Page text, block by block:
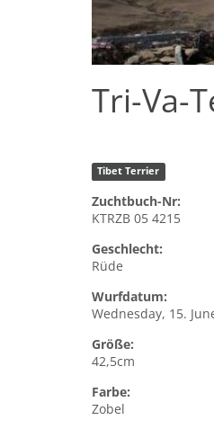
Tri-Va-
Tibet Terrier
Zuchtbuch-Nr:
KTRZB 05 4215
Geschlecht:
Rüde
Wurfdatum:
Wednesday, 15.
Größe:
42,5cm
Farbe:
Zobel